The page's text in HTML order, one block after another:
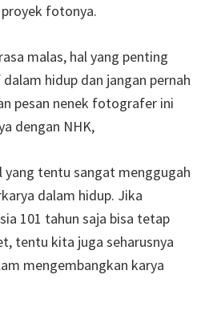
fotonya.
malas, hal yang penting
hidup dan jangan pernah
pesan nenek fotografer ini
dengan NHK,
yang tentu sangat menggugah
dalam hidup. Jika
101 tahun saja bisa tetap
tentu kita juga seharusnya
mengembangkan karya